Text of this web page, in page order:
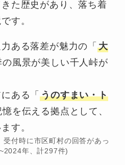
た歴史があり、落ち着
す。
ある落差が魅力の「大
風景が美しい千人峠が
ある「うのすまい・ト
を伝える拠点として、
す。
付時に市区町村の回答があっ
年、計297件)